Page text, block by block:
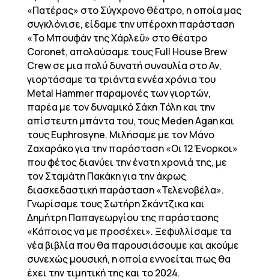
«Πατέρας» στο Σύγχρονο θέατρο, η οποία μας
συγκλόνισε, είδαμε την υπέροχη παράσταση
«Το Μπουφάν της Χάρλεϋ» στο θέατρο
Coronet, απολαύσαμε τους Full House Brew
Crew σε μια πολύ δυνατή συναυλία στο Αν,
γιορτάσαμε τα τριάντα εννέα χρόνια του
Metal Ηammer παραμονές των γιορτών,
παρέα με τον δυναμικό Σάκη Τόλη και την
απίστευτη μπάντα του, τους Meden Agan και
τους Euphrosyne. Μιλήσαμε με τον Μάνο
Ζαχαράκο για την παράσταση «Οι 12 Ένορκοι»
που φέτος διανύει την ένατη χρονιά της, με
τον Σταμάτη Πακάκη για την άκρως
διασκεδαστική παράσταση «Τελενοβέλα».
Γνωρίσαμε τους Σωτήρη Σκάντζικα και
Δημήτρη Παπαγεωργίου της παράστασης
«Κάποιος να με προσέχει». Ξεφυλλίσαμε τα
νέα βιβλία που θα παρουσιάσουμε και ακούμε
συνεχώς μουσική, η οποία εννοείται πως θα
έχει την τιμητική της και το 2024.